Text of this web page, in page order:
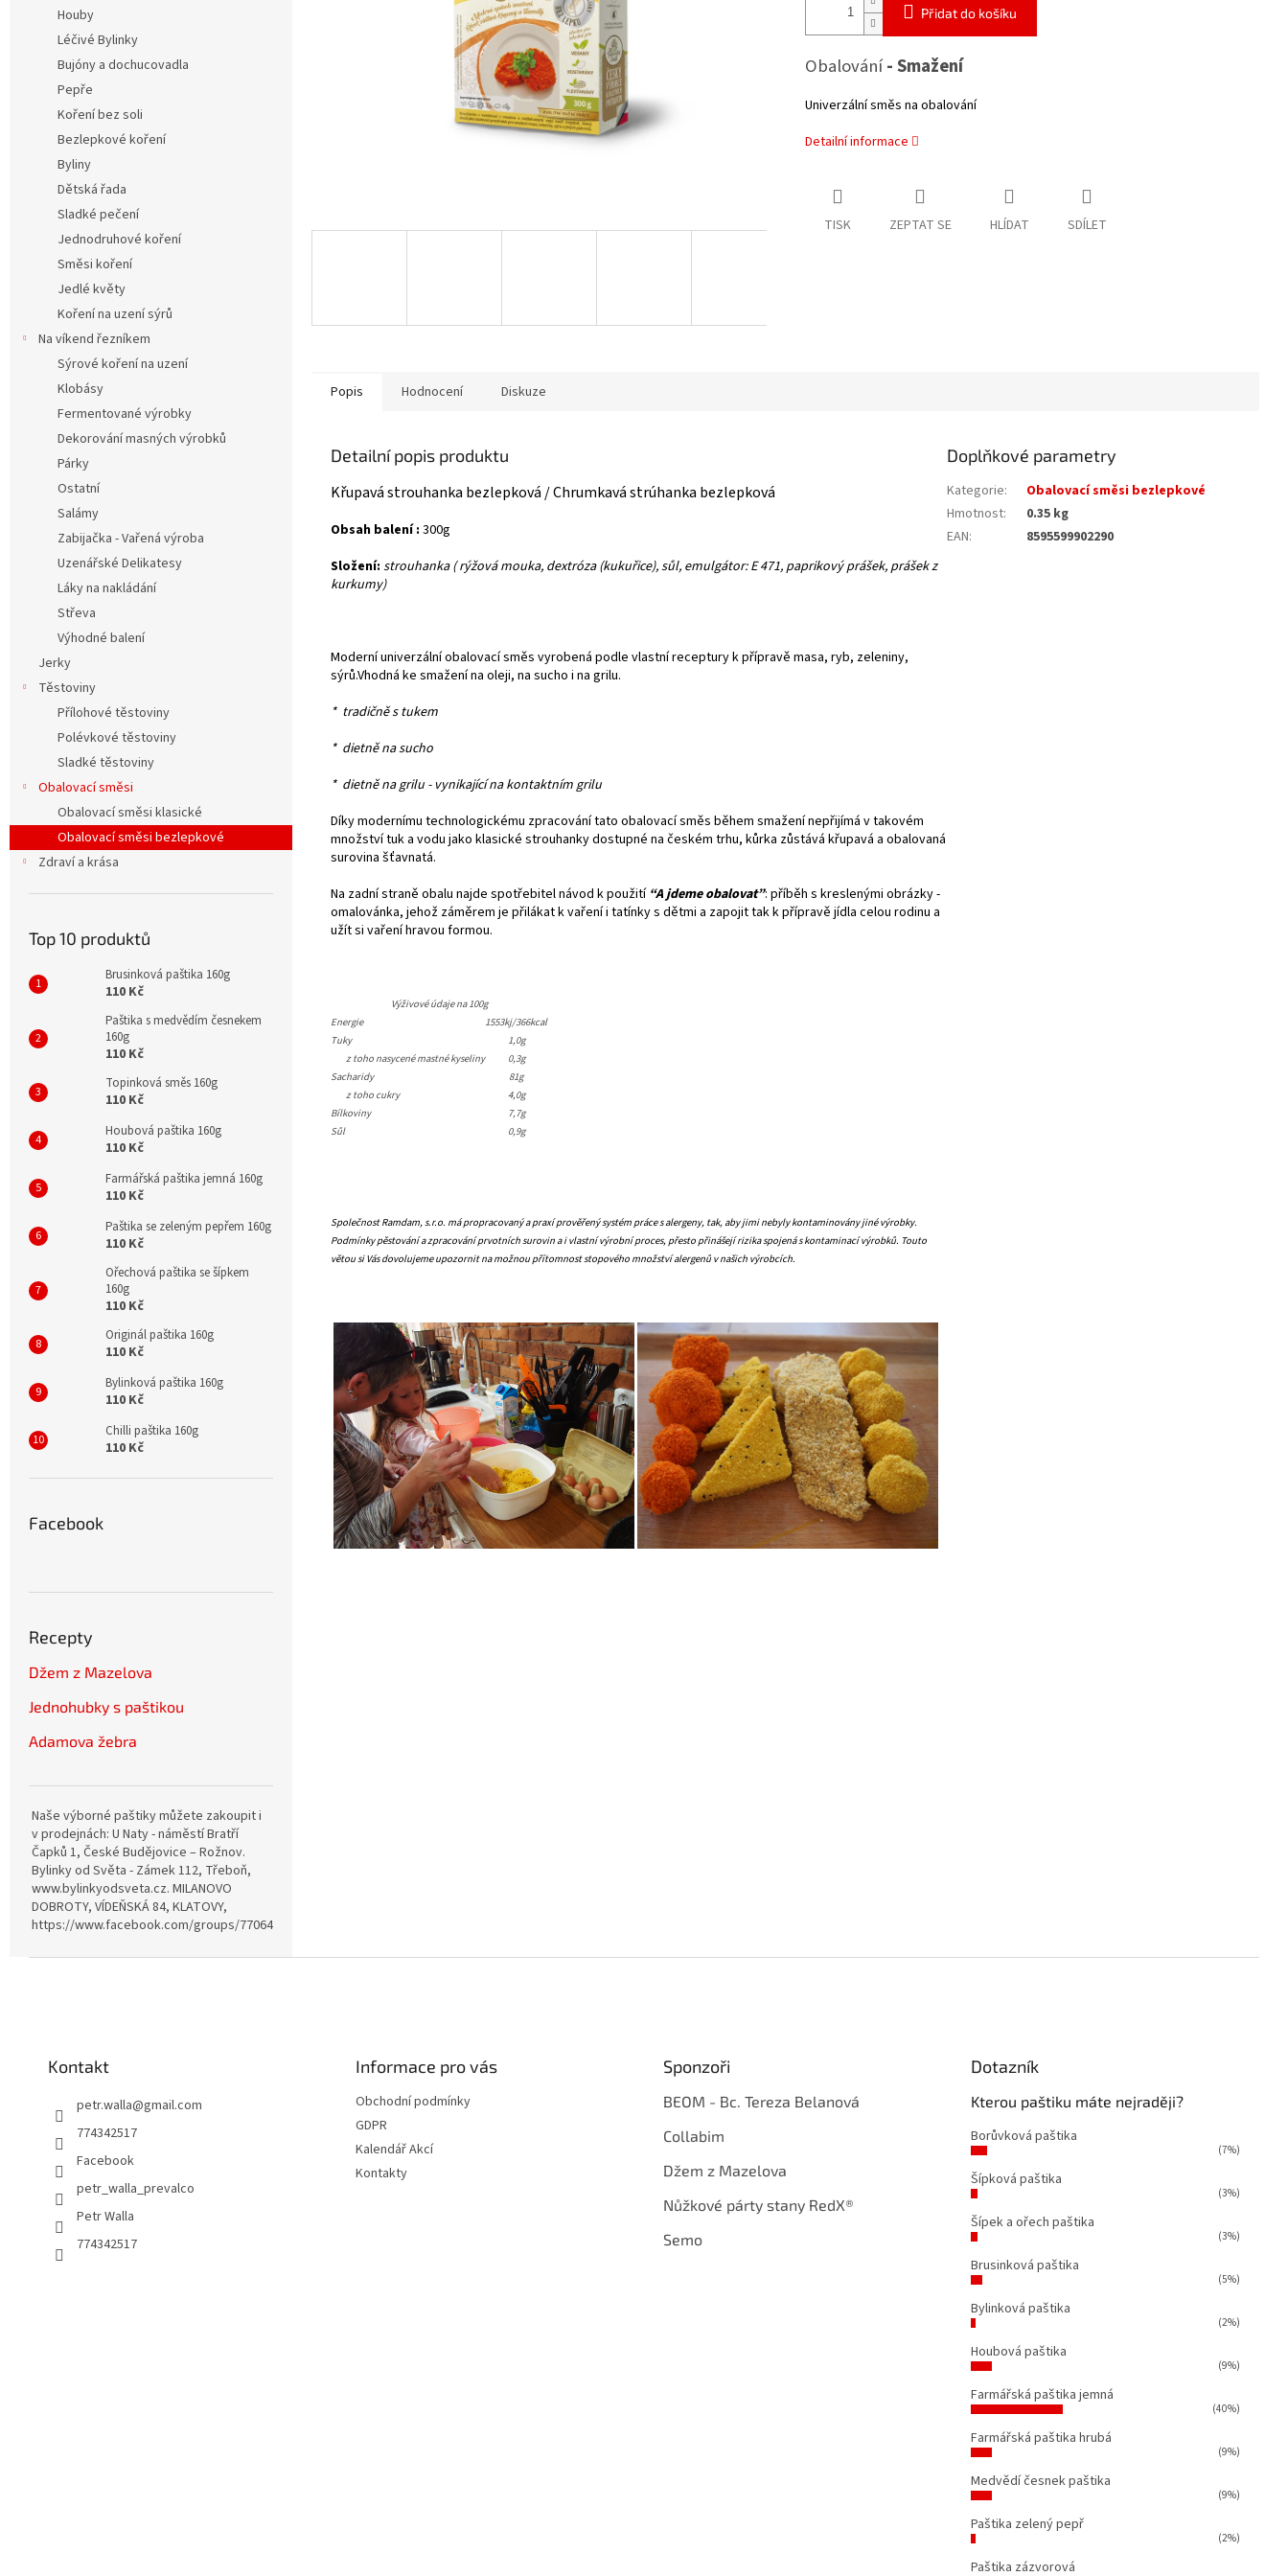
Houby
Léčivé Bylinky
Bujóny a dochucovadla
Pepře
Koření bez soli
Bezlepkové koření
Byliny
Dětská řada
Sladké pečení
Jednodruhové koření
Směsi koření
Jedlé květy
Koření na uzení sýrů
Na víkend řezníkem
Sýrové koření na uzení
Klobásy
Fermentované výrobky
Dekorování masných výrobků
Párky
Ostatní
Salámy
Zabijačka - Vařená výroba
Uzenářské Delikatesy
Láky na nakládání
Střeva
Výhodné balení
Jerky
Těstoviny
Přílohové těstoviny
Polévkové těstoviny
Sladké těstoviny
Obalovací směsi
Obalovací směsi klasické
Obalovací směsi bezlepkové
Zdraví a krása
Top 10 produktů
Brusinková paštika 160g
110 Kč
Paštika s medvědím česnekem
160g
110 Kč
Topinková směs 160g
110 Kč
Houbová paštika 160g
110 Kč
Farmářská paštika jemná 160g
110 Kč
Paštika se zeleným pepřem 160g
110 Kč
Ořechová paštika se šípkem
160g
110 Kč
Originál paštika 160g
110 Kč
Bylinková paštika 160g
110 Kč
Chilli paštika 160g
110 Kč
Facebook
Recepty
Džem z Mazelova
Jednohubky s paštikou
Adamova žebra
Naše výborné paštiky můžete zakoupit i
v prodejnách: U Naty - náměstí Bratří
Čapků 1, České Budějovice – Rožnov.
Bylinky od Světa - Zámek 112, Třeboň,
www.bylinkyodsveta.cz. MILANOVO
DOBROTY, VÍDEŇSKÁ 84, KLATOVY,
https://www.facebook.com/groups/770642815057689
Přidat do košíku
Obalování- Smažení
Univerzální směs na obalování
Detailní informace
TISK ZEPTAT SE HLÍDAT SDÍLET
Popis Hodnocení Diskuze
Detailní popis produktu
Křupavá strouhanka bezlepková / Chrumkavá strúhanka bezlepková
Obsah balení : 300g
Složení: strouhanka ( rýžová mouka, dextróza (kukuřice), sůl, emulgátor: E 471, paprikový prášek, prášek z
kurkumy)
Moderní univerzální obalovací směs vyrobená podle vlastní receptury k přípravě masa, ryb, zeleniny,
sýrů.Vhodná ke smažení na oleji, na sucho i na grilu.
* tradičně s tukem
* dietně na sucho
* dietně na grilu - vynikající na kontaktním grilu
Díky modernímu technologickému zpracování tato obalovací směs během smažení nepřijímá v takovém
množství tuk a vodu jako klasické strouhanky dostupné na českém trhu, kůrka zůstává křupavá a obalovaná
surovina šťavnatá.
Na zadní straně obalu najde spotřebitel návod k použití “A jdeme obalovat”: příběh s kreslenými obrázky -
omalovánka, jehož záměrem je přilákat k vaření i tatínky s dětmi a zapojit tak k přípravě jídla celou rodinu a
užít si vaření hravou formou.
Výživové údaje na 100g
Energie
1553kj/366kcal
Tuky
1,0g
z toho nasycené mastné kyseliny
0,3g
Sacharidy
81g
z toho cukry
4,0g
Bílkoviny
7,7g
Sůl
0,9g
Společnost Ramdam, s.r.o. má propracovaný a praxí prověřený systém práce s alergeny, tak, aby jimi nebyly kontaminovány jiné výrobky.
Podmínky pěstování a zpracování prvotních surovin a i vlastní výrobní proces, přesto přinášejí rizika spojená s kontaminací výrobků. Touto
větou si Vás dovolujeme upozornit na možnou přítomnost stopového množství alergenů v našich výrobcích.
Doplňkové parametry
Kategorie:
Obalovací směsi bezlepkové
Hmotnost:
0.35 kg
EAN: 8595599902290
Kontakt
petr.walla@gmail.com
774342517
Facebook
petr_walla_prevalco
Petr Walla
774342517
Informace pro vás
Obchodní podmínky
GDPR
Kalendář Akcí
Kontakty
Sponzoři
BEOM - Bc. Tereza Belanová
Collabim
Džem z Mazelova
Nůžkové párty stany RedX®
Semo
Dotazník
Kterou paštiku máte nejraději?
Borůvková paštika
(7%)
Šípková paštika
(3%)
Šípek a ořech paštika
(3%)
Brusinková paštika
(5%)
Bylinková paštika
(2%)
Houbová paštika
(9%)
Farmářská paštika jemná
(40%)
Farmářská paštika hrubá
(9%)
Medvědí česnek paštika
(9%)
Paštika zelený pepř
(2%)
Paštika zázvorová